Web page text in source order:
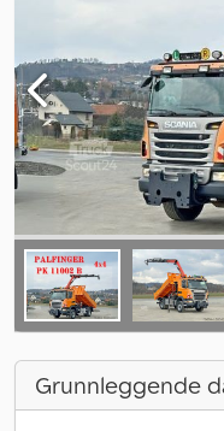
Grunnleggende